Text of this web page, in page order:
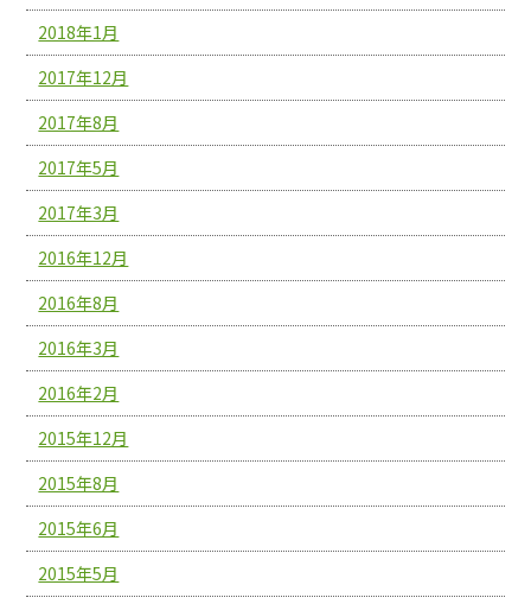
2018年1月
2017年12月
2017年8月
2017年5月
2017年3月
2016年12月
2016年8月
2016年3月
2016年2月
2015年12月
2015年8月
2015年6月
2015年5月